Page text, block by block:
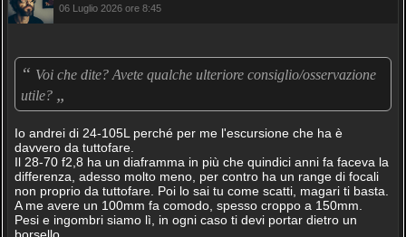
06 Luglio 2026 ore 8:45
“ Voi che dite? Avete qualche ulteriore consiglio/osservazione
utile? „
Io andrei di 24-105L perché per me l'escursione che ha è
davvero da tuttofare.
Il 28-70 f2,8 ha un diaframma in più che quindici anni fa faceva la
differenza, adesso molto meno, per contro ha un range di focali
non proprio da tuttofare. Poi lo sai tu come scatti, magari ti basta.
A me avere un 100mm fa comodo, spesso croppo a 150mm.
Pesi e ingombri siamo lì, in ogni caso ti devi portar dietro un